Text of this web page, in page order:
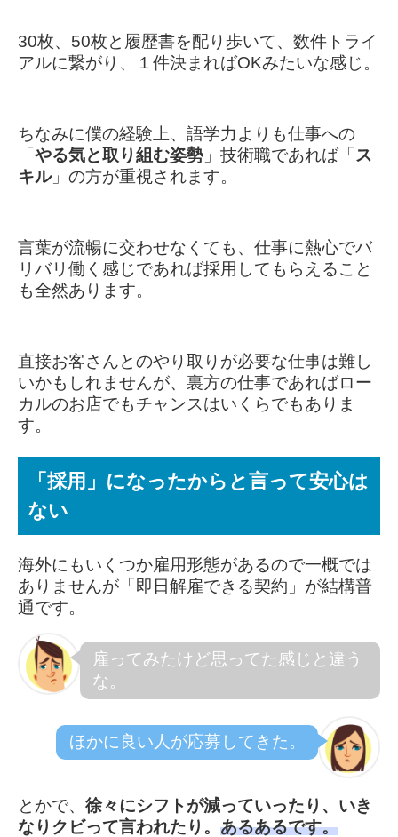
30枚、50枚と履歴書を配り歩いて、数件トライ
アルに繋がり、１件決まればOKみたいな感じ。
ちなみに僕の経験上、語学力よりも仕事への
「 やる気と取り組む姿勢 」技術職であれば「 ス
キル」の方が重視されます。
言葉が流暢に交わせなくても、仕事に熱心でバ
リバリ働く感じであれば採用してもらえること
も全然あります。
直接お客さんとのやり取りが必要な仕事は難し
いかもしれませんが、裏方の仕事であればロー
カルのお店でもチャンスはいくらでもありま
す。
「採用」になったからと言って安心は
ない
海外にもいくつか雇用形態があるので一概では
ありませんが「即日解雇できる契約」が結構普
通です。
雇ってみたけど思ってた感じと違う
な。
ほかに良い人が応募してきた。
とかで、 徐々にシフトが減っていったり、いき
なりクビって言われたり。 あるあるです。